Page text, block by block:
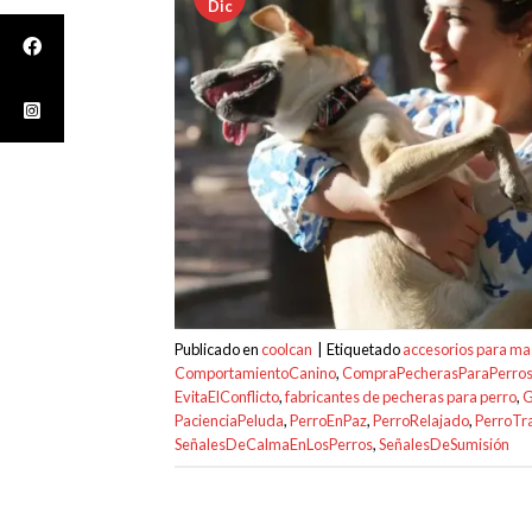
Dic
Publicado encoolcan Etiquetadoaccesorios para
ComportamientoCanino,CompraPecherasParaPerros
EvitaElConflicto,fabricantes de pecheras para perro,
PacienciaPeluda,PerroEnPaz,PerroRelajado,
SeñalesDeCalmaEnLosPerros,SeñalesDeSumisión